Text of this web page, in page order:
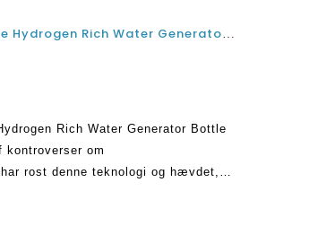
Har SPE PEM Technology Ionizer Portable Hydrogen Rich Water Generator Bottle nogen bivirkninger?
Rich Water Generator Bottle
om
rost denne teknologi og hævdet,